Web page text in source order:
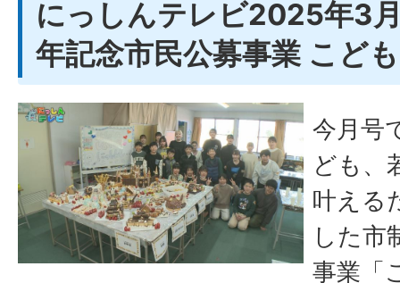
にっしんテレビ2025年3
年記念市民公募事業 こど
今月号
ども、
叶える
した市
事業「